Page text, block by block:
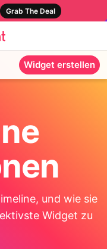
Grab The Deal
Widget erstellen
und wie sie
Widget zu